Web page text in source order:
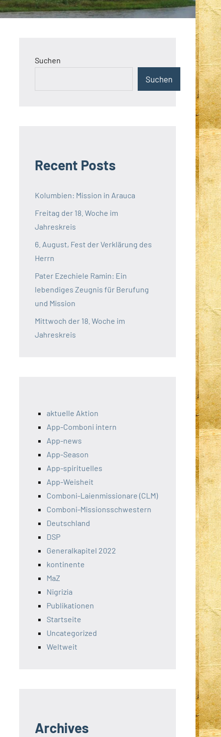
Suchen
Suchen
Recent Posts
Kolumbien: Mission in Arauca
Freitag der 18. Woche im
Jahreskreis
6. August, Fest der Verklärung des
Herrn
Pater Ezechiele Ramin: Ein
lebendiges Zeugnis für Berufung
und Mission
Mittwoch der 18. Woche im
Jahreskreis
aktuelle Aktion
App-Comboni intern
App-news
App-Season
App-spirituelles
App-Weisheit
Comboni-Laienmissionare (CLM)
Comboni-Missionsschwestern
Deutschland
DSP
Generalkapitel 2022
kontinente
MaZ
Nigrizia
Publikationen
Startseite
Uncategorized
Weltweit
Archives